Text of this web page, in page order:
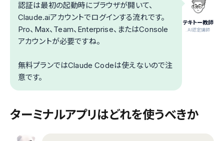
テキトー教師
.AI認定講師
認証は最初の起動時にブラウザが開いて、
Claude.aiアカウントでログインする流れです。
Pro、Max、Team、Enterprise、またはConsole
アカウントが必要ですね。
無料プランではClaude Codeは使えないので注
意です。
ターミナルアプリはどれを使うべきか